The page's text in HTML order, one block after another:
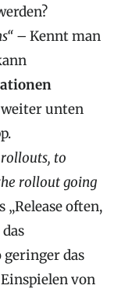
– Kennt man
weiter unten
to
rollout going
„Release often,
das
von